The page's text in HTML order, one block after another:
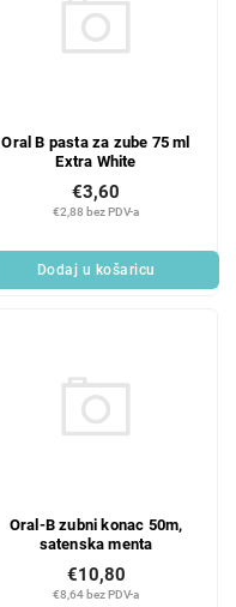
Oral B pasta za zube 75 ml
Extra White
€2,88 bez PDV-a
€3,60
Dodaj u košaricu
Oral-B zubni konac 50m,
satenska menta
€8,64 bez PDV-a
€10,80